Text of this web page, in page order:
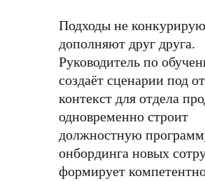
Подходы не
дополняют друг друга.
Руководитель по
создаёт сценарии под
контекст для отдела
одновременно строит
должностную
онбординга новых
формирует